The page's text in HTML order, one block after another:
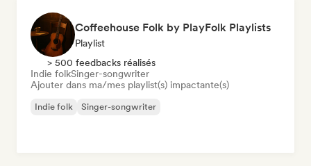
Coffeehouse Folk by PlayFolk Playlists
Playlist
> 500 feedbacks réalisés
Indie folkSinger-songwriter
Ajouter dans ma/mes playlist(s) impactante(s)
Indie folk Singer-songwriter